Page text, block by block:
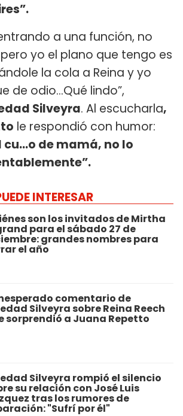
a una función, no
yo el plano que tengo es
la cola a Reina y yo
de odio…Qué lindo”,
Silveyra. Al escucharla,
le respondió con humor:
cu...o de mamá, no lo
INTERESAR
son los invitados de Mirtha
para el sábado 27 de
grandes nombres para
el año
comentario de
Silveyra sobre Reina Reech
sorprendió a Juana Repetto
Silveyra rompió el silencio
su relación con José Luis
tras los rumores de
"Sufrí por él"